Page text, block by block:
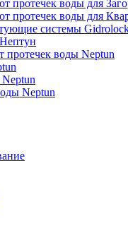
протечек воды для
протечек воды для
системы
воды Neptun
Neptun